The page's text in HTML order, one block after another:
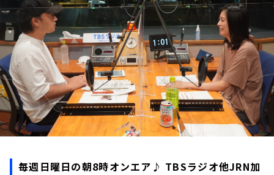
毎週日曜日の朝8時オンエア♪ TBSラジオ他JRN加